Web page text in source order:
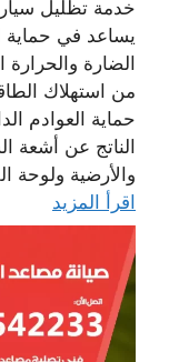
خدمة تظليل
يساعد في
الضارة والحرارة
من استهلاك
حماية العوادم
الناتج عن أشعة
والأرضية ولوحة
اقرأ المزيد